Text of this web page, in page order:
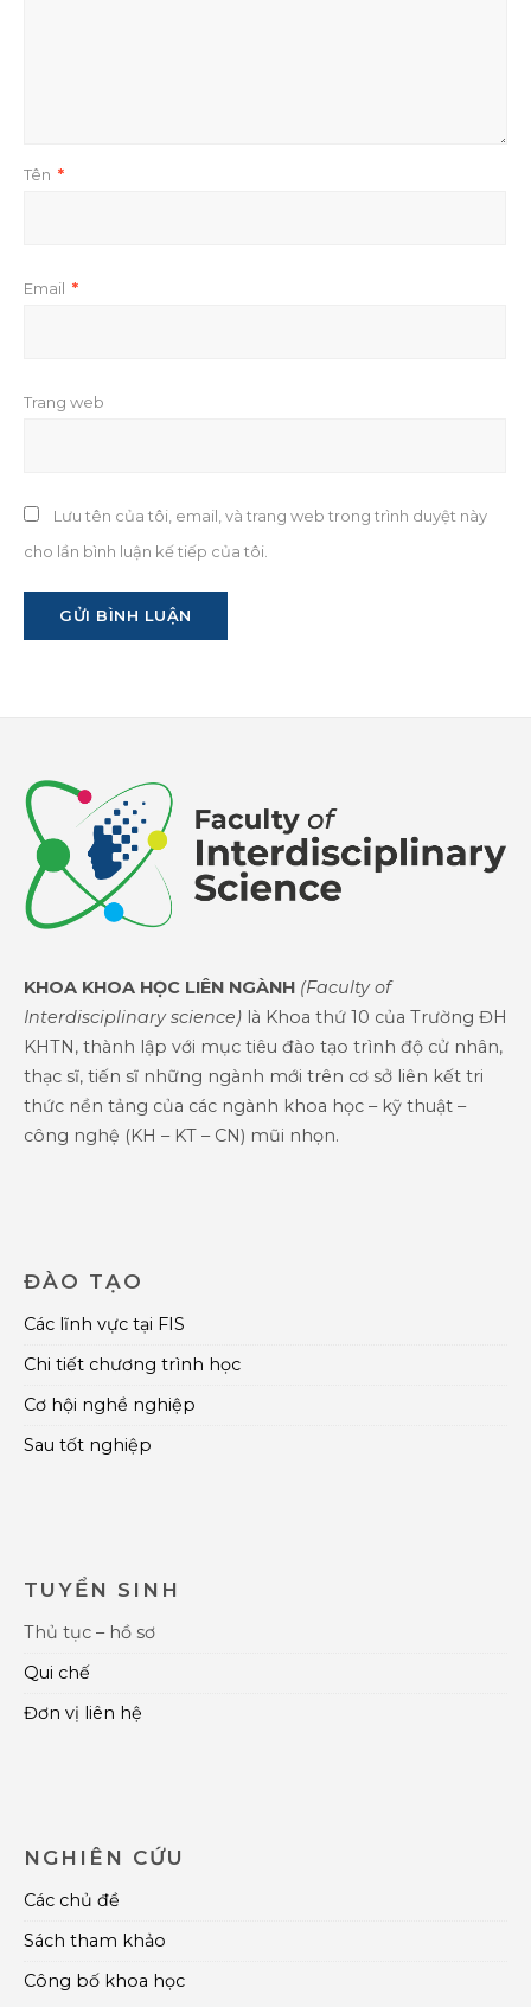
Tên *
Email *
Trang web
Lưu tên của tôi, email, và trang web trong trình duyệt này
cho lần bình luận kế tiếp của tôi.
KHOA KHOA HỌC LIÊN NGÀNH (Faculty of
Interdisciplinary science) là Khoa thứ 10 của Trường ĐH
KHTN, thành lập với mục tiêu đào tạo trình độ cử nhân,
thạc sĩ, tiến sĩ những ngành mới trên cơ sở liên kết tri
thức nền tảng của các ngành khoa học – kỹ thuật –
công nghệ (KH – KT – CN) mũi nhọn.
ĐÀO TẠO
Các lĩnh vực tại FIS
Chi tiết chương trình học
Cơ hội nghề nghiệp
Sau tốt nghiệp
TUYỂN SINH
Thủ tục – hồ sơ
Qui chế
Đơn vị liên hệ
NGHIÊN CỨU
Các chủ đề
Sách tham khảo
Công bố khoa học